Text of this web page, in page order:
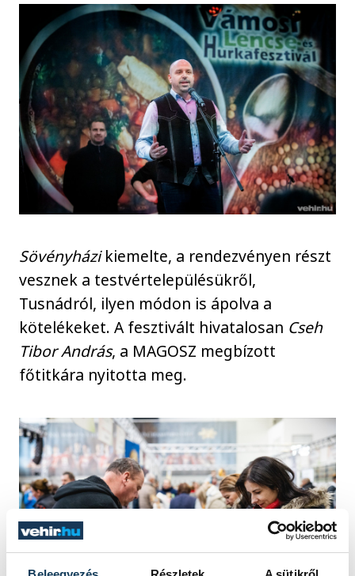
Sövényházikiemelte, a rendezvényen részt
vesznek a testvértelepülésükről,
Tusnádról, ilyen módon is ápolva a
kötelékeket. A fesztivált hivatalosan Cseh
Tibor András, a MAGOSZ megbízott
főtitkára nyitotta meg.